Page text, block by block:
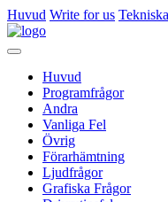
Huvud Write for us
Huvud
Programfrågor
Andra
Vanliga Fel
Övrig
Förarhämtning
Ljudfrågor
Grafiska Frågor